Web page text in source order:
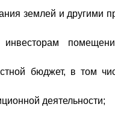
землей и другими
бюджет, в том
деятельности;